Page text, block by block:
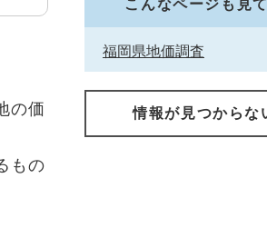
の価
もの
こんなページも見
福岡県地価調査
情報が見つからな